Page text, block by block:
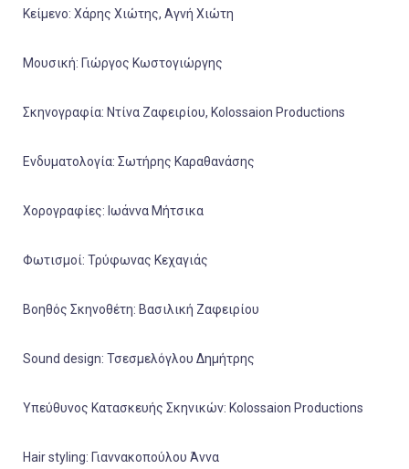
Κείμενο: Χάρης Χιώτης, Αγνή Χιώτη
Μουσική: Γιώργος Κωστογιώργης
Σκηνογραφία: Ντίνα Ζαφειρίου, Kolossaion Productions
Ενδυματολογία: Σωτήρης Καραθανάσης
Χορογραφίες: Ιωάννα Μήτσικα
Φωτισμοί: Τρύφωνας Κεχαγιάς
Βοηθός Σκηνοθέτη: Βασιλική Ζαφειρίου
Sound design: Τσεσμελόγλου Δημήτρης
Υπεύθυνος Κατασκευής Σκηνικών: Kolossaion Productions
Hair styling: Γιαννακοπούλου Άννα